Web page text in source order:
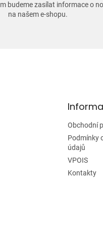
budeme zasílat informace o
na našem e-shopu.
Obchodní
Podmínky
údajů
VPOIS
Kontakty